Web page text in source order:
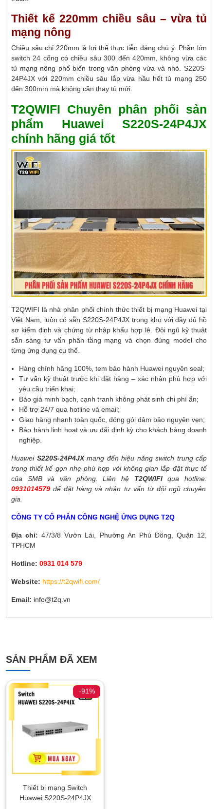
Thiết kế 220mm chiều sâu – vừa tủ
mạng nông
Chiều sâu chỉ 220mm là lợi thế thực tiễn đáng chú ý. Phần lớn
switch 24 cổng có chiều sâu 300 đến 420mm, không vừa các
tủ mạng nông phổ biến trong văn phòng vừa và nhỏ. S220S-
24P4JX với 220mm chiều sâu lắp vừa hầu hết tủ mạng 250
đến 300mm mà không cần thay tủ mới.
T2QWIFI Chuyên phân phối sản
phẩm Huawei S220S-24P4JX
chính hãng giá tốt
T2QWIFI là nhà phân phối chính thức thiết bị mạng Huawei tại
Việt Nam, luôn có sẵn S220S-24P4JX trong kho với đầy đủ hồ
sơ kiểm định và chứng từ nhập khẩu hợp lệ. Đội ngũ kỹ thuật
sẵn sàng tư vấn phân tầng mạng và chọn đúng model cho
từng ứng dụng cụ thể.
Hàng chính hãng 100%, tem bảo hành Huawei nguyên seal;
Tư vấn kỹ thuật trước khi đặt hàng – xác nhận phù hợp với
yêu cầu triển khai;
Báo giá minh bạch, cạnh tranh không phát sinh chi phí ẩn;
Hỗ trợ 24/7 qua hotline và email;
Giao hàng nhanh toàn quốc, đóng gói đảm bảo nguyên vẹn;
Bảo hành linh hoạt và ưu đãi định kỳ cho khách hàng doanh
nghiệp.
Huawei S220S-24P4JXmang đến hiệu năng switch trung cấp
trong thiết kế gọn nhẹ phù hợp với không gian lắp đặt thực tế
của SMB và văn phòng. Liên hệ T2QWIFIqua hotline:
0931014579 để đặt hàng và nhận tư vấn từ đội ngũ chuyên
gia.
CÔNG TY CỔ PHẦN CÔNG NGHỆ ỨNG DỤNG T2Q
Địa chỉ:47/3/8 Vườn Lài, Phường An Phú Đông, Quận 12,
TPHCM
Hotline: 0931 014 579
Website: https://t2qwifi.com/
Email: info@t2q.vn
SẢN PHẨM ĐÃ XEM
-91%
Thiết bị mạng Switch
Huawei S220S-24P4JX